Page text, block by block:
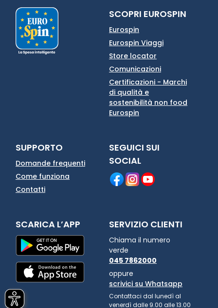
SCOPRI EUROSPIN
Eurospin
Eurospin Viaggi
Store locator
Comunicazioni
Certificazioni - Marchi
di qualità e
sostenibilità non food
Eurospin
SUPPORTO
Domande frequenti
Come funziona
Contatti
SEGUICI SUI
SOCIAL
SCARICA L’APP SERVIZIO CLIENTI
Chiama il numero
verde
045 7862000
oppure
scrivici su Whatsapp
Contattaci dal lunedì al
venerdì dalle 9.00 alle 13.00